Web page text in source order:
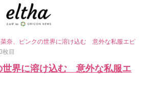
奈、ピンクの世界に溶け込む 意外な私服エピ
枚目
世界に溶け込む 意外な私服エ